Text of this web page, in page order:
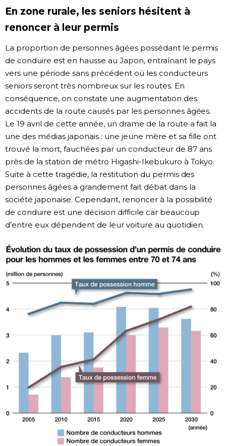
Images
Vidéos
Tokyo
En zone rurale, les seniors hésitent à
renoncer à leur permis
La proportion de personnes âgées possédant le permis
de conduire est en hausse au Japon, entraînant le pays
vers une période sans précédent où les conducteurs
seniors seront très nombreux sur les routes. En
conséquence, on constate une augmentation des
accidents de la route causés par les personnes âgées.
Le 19 avril de cette année, un drame de la route a fait la
une des médias japonais : une jeune mère et sa fille ont
trouvé la mort, fauchées par un conducteur de 87 ans
près de la station de métro Higashi-Ikebukuro à Tokyo.
Suite à cette tragédie, la restitution du permis des
personnes âgées a grandement fait débat dans la
société japonaise. Cependant, renoncer à la possibilité
de conduire est une décision difficile car beaucoup
d’entre eux dépendent de leur voiture au quotidien.